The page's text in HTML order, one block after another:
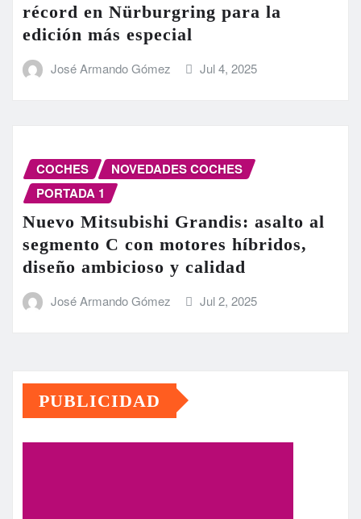
récord en Nürburgring para la
edición más especial
José Armando Gómez Jul 4, 2025
COCHES
NOVEDADES COCHES
PORTADA 1
Nuevo Mitsubishi Grandis: asalto al
segmento C con motores híbridos,
diseño ambicioso y calidad
José Armando Gómez Jul 2, 2025
PUBLICIDAD